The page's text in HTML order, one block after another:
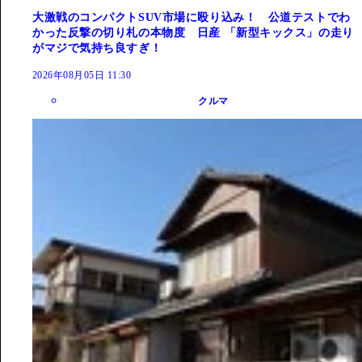
大激戦のコンパクトSUV市場に殴り込み！ 公道テストでわ
かった反撃の切り札の本物度 日産 「新型キックス」の走り
がマジで気持ち良すぎ！
2026年08月05日 11:30
クルマ